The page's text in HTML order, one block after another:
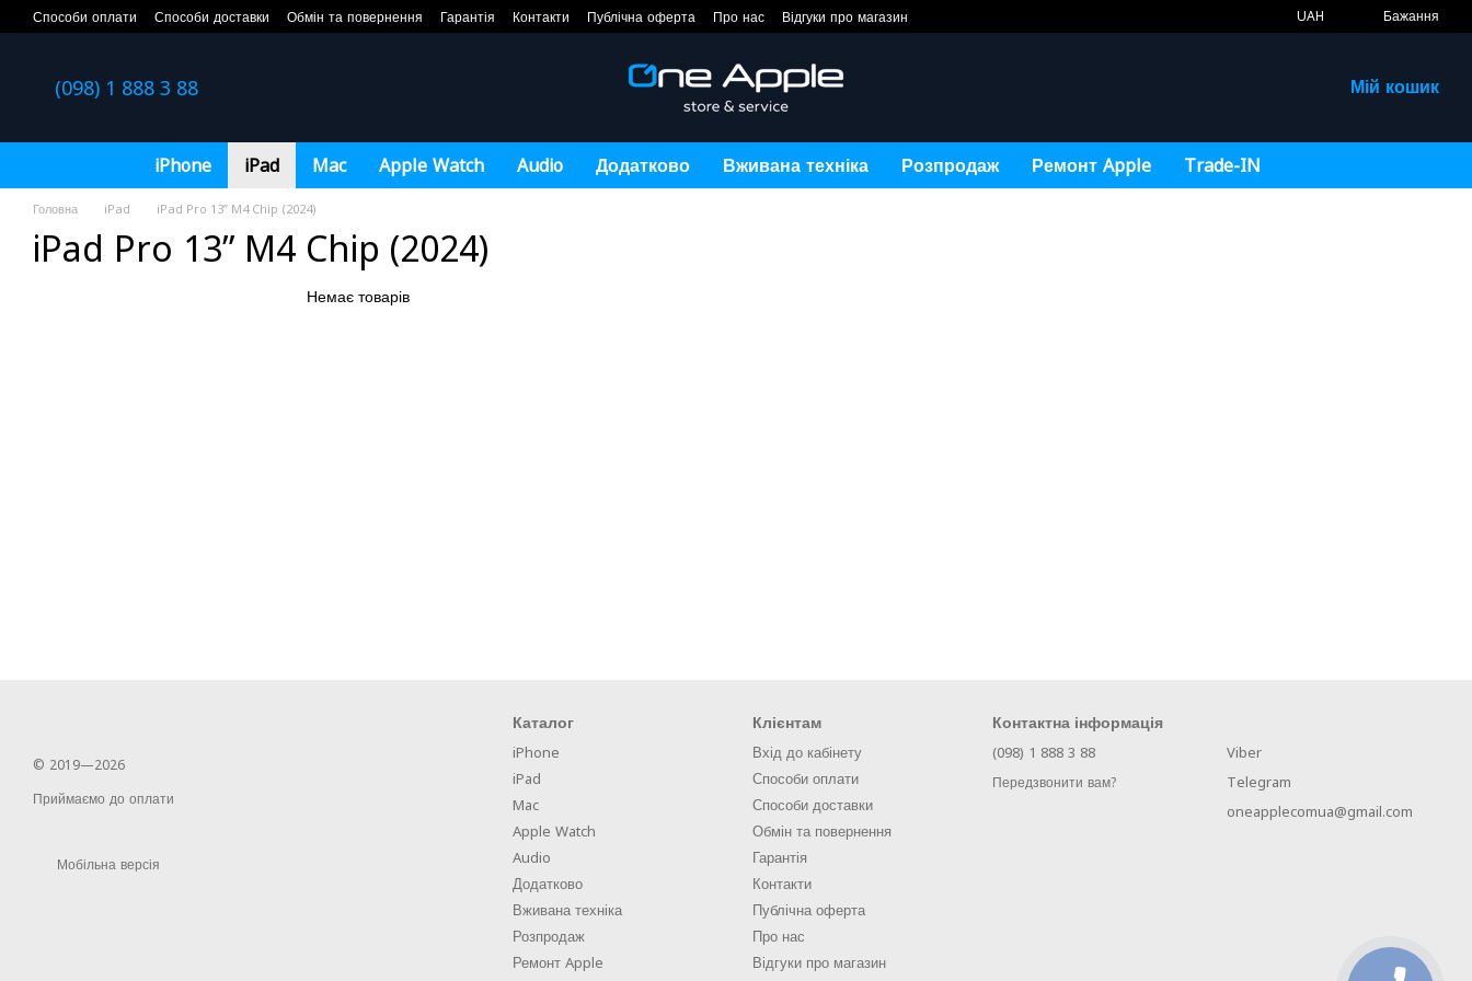
Перейти до основного контенту
Способи оплати Способи доставки Обмін та повернення Гарантія Контакти Публічна оферта Про нас Відгуки про магазин UAH Бажання
(098) 1 888 3 88 Мій кошик
iPhone iPad Mac Apple Watch Audio Додатково Вживана техніка Розпродаж Ремонт Apple Trade-IN
Головна iPad iPad Pro 13” M4 Chip (2024)
iPad Pro 13” M4 Chip (2024)
Немає товарів
© 2019—2026
Приймаємо до оплати
Мобільна версія
Каталог
iPhone
iPad
Mac
Apple Watch
Audio
Додатково
Вживана техніка
Розпродаж
Ремонт Apple
Клієнтам
Вхід до кабінету
Способи оплати
Способи доставки
Обмін та повернення
Гарантія
Контакти
Публічна оферта
Про нас
Відгуки про магазин
Контактна інформація
(098) 1 888 3 88
Передзвонити вам?
Viber
Telegram
oneapplecomua@gmail.com